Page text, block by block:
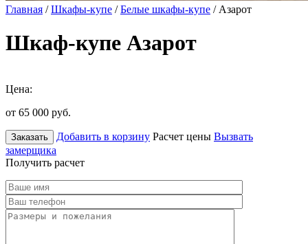
Главная /Шкафы-купе /Белые шкафы-купе / Азарот
Шкаф-купе Азарот
Цена:
от 65 000 руб.
Заказать Добавить в корзину Расчет цены Вызвать
замерщика
Получить расчет